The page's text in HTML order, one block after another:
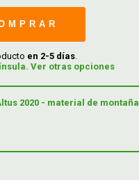
en 2-5 días.
Ver otras opciones
2020 - material de montaña
DESPIECE
CATÁLOGOS
ENVÍOS